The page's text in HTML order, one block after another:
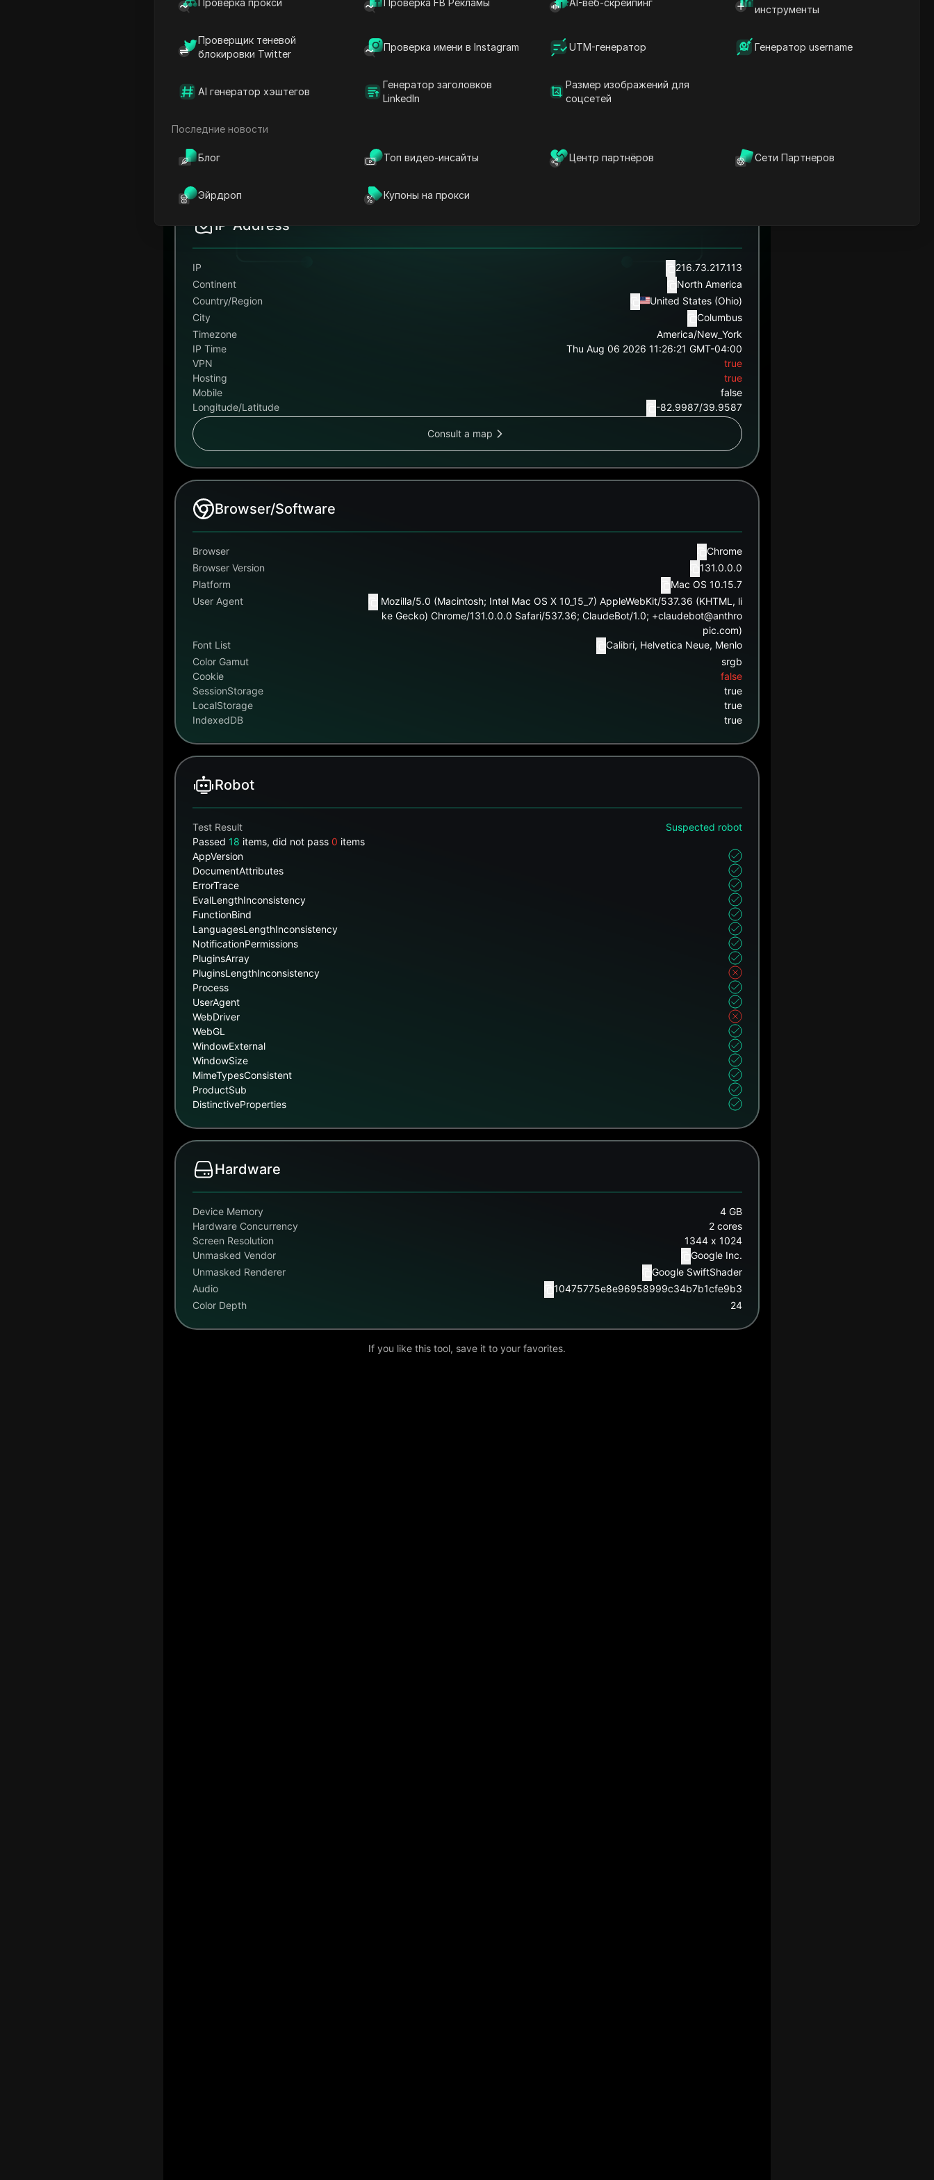
Проверка прокси Проверка FB Рекламы AI-веб-скрейпинг
инструменты
Проверщик теневой
блокировки Twitter
Проверка имени в Instagram UTM-генератор Генератор username
AI генератор хэштегов
Генератор заголовков
LinkedIn
Размер изображений для
соцсетей
Последние новости
Блог Топ видео-инсайты Центр партнёров Сети Партнеров
Эйрдроп Купоны на прокси